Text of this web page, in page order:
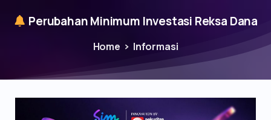
Perubahan Minimum Investasi Reksa Dana
Home Informasi